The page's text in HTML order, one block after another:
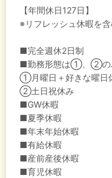
【年間休日127日】
※リフレッシュ休暇を含
■完全週休2日制
■勤務形態は①、②のパ
①月曜日＋好きな曜日
②土日祝休み
■GW休暇
■夏季休暇
■年末年始休暇
■有給休暇
■産前産後休暇
■育児休暇